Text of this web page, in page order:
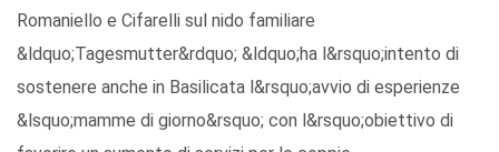
Romaniello e Cifarelli sul nido familiare
&ldquo;Tagesmutter&rdquo; &ldquo;ha l&rsquo;intento di
sostenere anche in Basilicata l&rsquo;avvio di esperienze
&lsquo;mamme di giorno&rsquo; con l&rsquo;obiettivo di